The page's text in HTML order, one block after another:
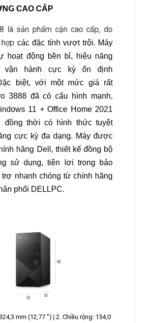
CAO CẤP
là sản phẩm cận cao cấp, do
các đặc tính vượt trội. Máy
hoạt động bền bỉ, hiệu năng
vận hành cực kỳ ổn định
biệt, với một mức giá rất
3888 đã có cấu hình mạnh,
11 + Office Home 2021
đồng thời có hình thức tuyệt
cực kỳ đa dạng. Máy được
hãng Dell, thiết kế đồng bộ
sử dụng, tiện lợi trong bảo
trợ nhanh chóng từ chính hãng
phối DELLPC.
mm (12,77 ") | 2. Chiều rộng: 154,0